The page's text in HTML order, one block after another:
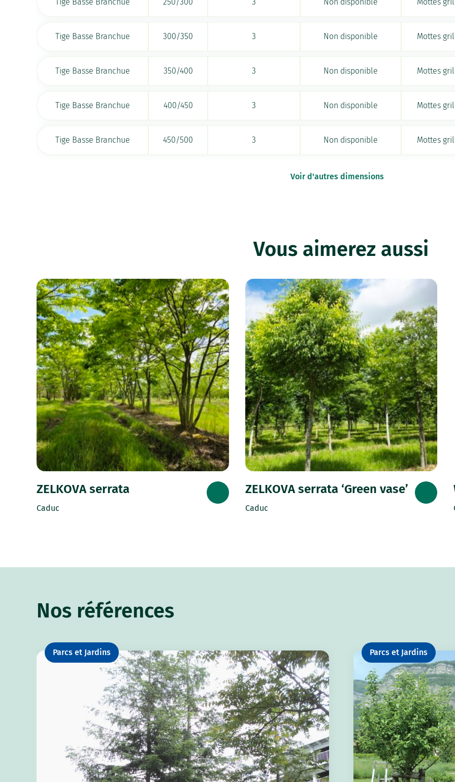
Tige Basse Branchue 300/350 3 Non disponible Mottes
Tige Basse Branchue 350/400 3 Non disponible Mottes
Tige Basse Branchue 400/450 3 Non disponible Mottes
Tige Basse Branchue 450/500 3 Non disponible Mottes
Voir d'autres dimensions
Vous aimerez aussi
ZELKOVA serrata
Caduc
ZELKOVA serrata ‘Green vase’
Caduc
Nos références
Parcs et Jardins Parcs et Jardins